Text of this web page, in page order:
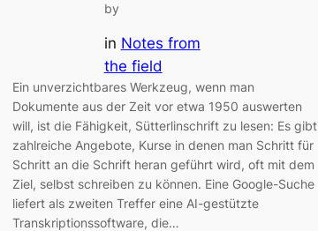
by
in Notes from
the field
Ein unverzichtbares Werkzeug, wenn man
Dokumente aus der Zeit vor etwa 1950 auswerten
will, ist die Fähigkeit, Sütterlinschrift zu lesen: Es gibt
zahlreiche Angebote, Kurse in denen man Schritt für
Schritt an die Schrift heran geführt wird, oft mit dem
Ziel, selbst schreiben zu können. Eine Google-Suche
liefert als zweiten Treffer eine AI-gestützte
Transkriptionssoftware, die…